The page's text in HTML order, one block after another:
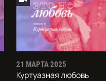
21 МАРТА 2025
Куртуазная любовь